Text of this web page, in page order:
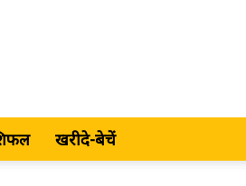
खरीदे-बेचें